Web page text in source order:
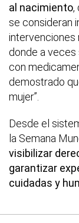
al nacimiento,
se consideran
intervenciones
donde a
con
demostrado
mujer”.
Desde el
la Semana
visibilizar
garantizar
cuidadas y